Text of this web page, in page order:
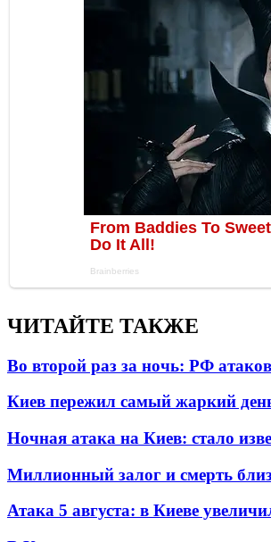
ЧИТАЙТЕ ТАКЖЕ
Во второй раз за ночь: РФ
Киев пережил самый жаркий
Ночная атака на Киев: стало
Миллионный залог и смерть
Атака 5 августа: в Киеве